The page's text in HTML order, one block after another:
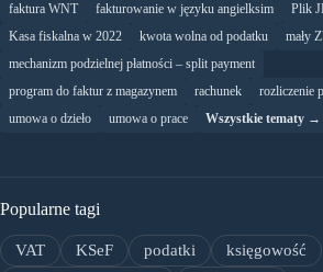
faktura WNT
fakturowanie w języku angielksim
Plik
Kasa fiskalna w 2022
kwota wolna od podatku
mały
mechanizm podzielnej płatności – split payment
program do faktur z magazynem
rachunek
rozliczenie
umowa o dzieło
umowa o prace Wszystkie tematy →
Popularne tagi
VAT KSeF podatki
księgowość